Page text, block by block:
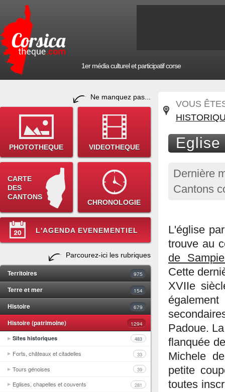
1er média culturel et participatif corse
Ne manquez pas...
PHOTOTHEQUE VIDEOTHEQUE
CARTE
DES
CANTONS
CHRONOLOGIE
L'AGENDA EVENEMENTIEL
Parcourez-ici les rubriques
Territoires 975
Terre et mer 154
Histoire 679
Histoire (patrimoine)
1294
Sites historiques
483
Forts, châteaux et citadelles 33
Tours génoises 39
Eglises, chapelles et couvents 281
VOUS
Eglise
Dernière
Cantons
L'église
trouve au
de
Cette
XVIIe
Padoue.
flanquée
Michele
petite
toutes